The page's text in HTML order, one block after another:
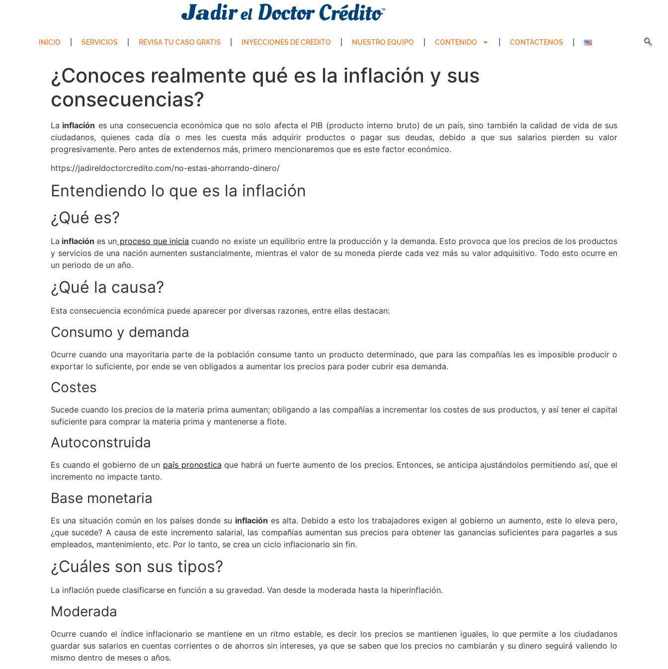
INICIO SERVICIOS REVISA TU CASO GRATIS INYECCIONES DE CREDITO NUESTRO EQUIPO CONTENIDO CONTÁCTENOS
¿Conoces realmente qué es la inflación y sus
consecuencias?
La inflación es una consecuencia económica que no solo afecta el PIB (producto interno bruto) de un país, sino también la calidad de vida de sus
ciudadanos, quienes cada día o mes les cuesta más adquirir productos o pagar sus deudas, debido a que sus salarios pierden su valor
progresivamente. Pero antes de extendernos más, primero mencionaremos que es este factor económico.
https://jadireldoctorcredito.com/no-estas-ahorrando-dinero/
Entendiendo lo que es la inflación
¿Qué es?
La inflación es un proceso que inicia cuando no existe un equilibrio entre la producción y la demanda. Esto provoca que los precios de los productos
y servicios de una nación aumenten sustancialmente, mientras el valor de su moneda pierde cada vez más su valor adquisitivo. Todo esto ocurre en
un periodo de un año.
¿Qué la causa?
Esta consecuencia económica puede aparecer por diversas razones, entre ellas destacan:
Consumo y demanda
Ocurre cuando una mayoritaria parte de la población consume tanto un producto determinado, que para las compañías les es imposible producir o
exportar lo suficiente, por ende se ven obligados a aumentar los precios para poder cubrir esa demanda.
Costes
Sucede cuando los precios de la materia prima aumentan; obligando a las compañías a incrementar los costes de sus productos, y así tener el capital
suficiente para comprar la materia prima y mantenerse a flote.
Autoconstruida
Es cuando el gobierno de un país pronostica que habrá un fuerte aumento de los precios. Entonces, se anticipa ajustándolos permitiendo así, que el
incremento no impacte tanto.
Base monetaria
Es una situación común en los países donde su inflación es alta. Debido a esto los trabajadores exigen al gobierno un aumento, este lo eleva pero,
¿que sucede? A causa de este incremento salarial, las compañías aumentan sus precios para obtener las ganancias suficientes para pagarles a sus
empleados, mantenimiento, etc. Por lo tanto, se crea un ciclo inflacionario sin fin.
¿Cuáles son sus tipos?
La inflación puede clasificarse en función a su gravedad. Van desde la moderada hasta la hiperinflación.
Moderada
Ocurre cuando el índice inflacionario se mantiene en un ritmo estable, es decir los precios se mantienen iguales, lo que permite a los ciudadanos
guardar sus salarios en cuentas corrientes o de ahorros sin intereses, ya que se saben que los precios no cambiarán y su dinero seguirá valiendo lo
mismo dentro de meses o años.